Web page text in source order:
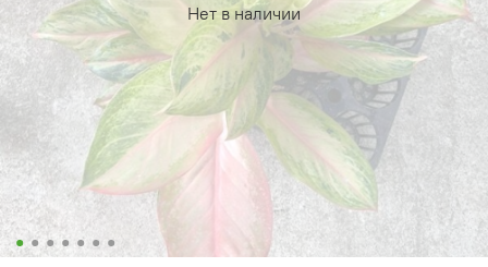
Нет в наличии